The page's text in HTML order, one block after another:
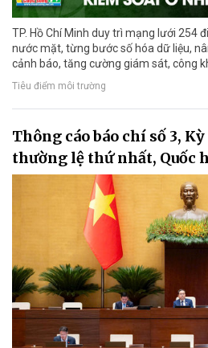
TP. Hồ Chí Minh duy trì mạng lưới 254
nước mặt, từng bước số hóa dữ liệu,
cảnh báo, tăng cường giám sát, công
Tiêu điểm môi trường
Thông cáo báo chí số 3,
thường lệ thứ nhất, Quốc